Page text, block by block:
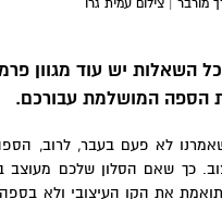
מורבר | צילום עמית גרו
השאלות יש עוד מגוון
הספה המושלמת עבורכם.
לא פעם בעבר, לרוב,
כך שאם הסלון שלכם מעוצב
את הקו העיצובי ולא